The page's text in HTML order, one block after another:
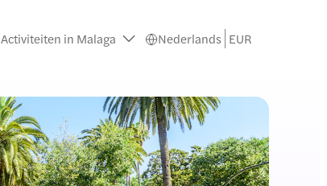
Activiteiten in Malaga Nederlands EUR